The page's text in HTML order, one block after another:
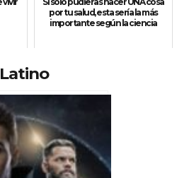
por tu salud, esta sería la más
importante según la ciencia